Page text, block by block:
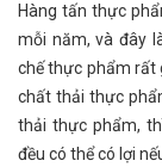
Hàng tấn thực
mỗi năm, và đây
chế thực phẩm rất
chất thải thực
thải thực phẩm,
đều có thể có lợi